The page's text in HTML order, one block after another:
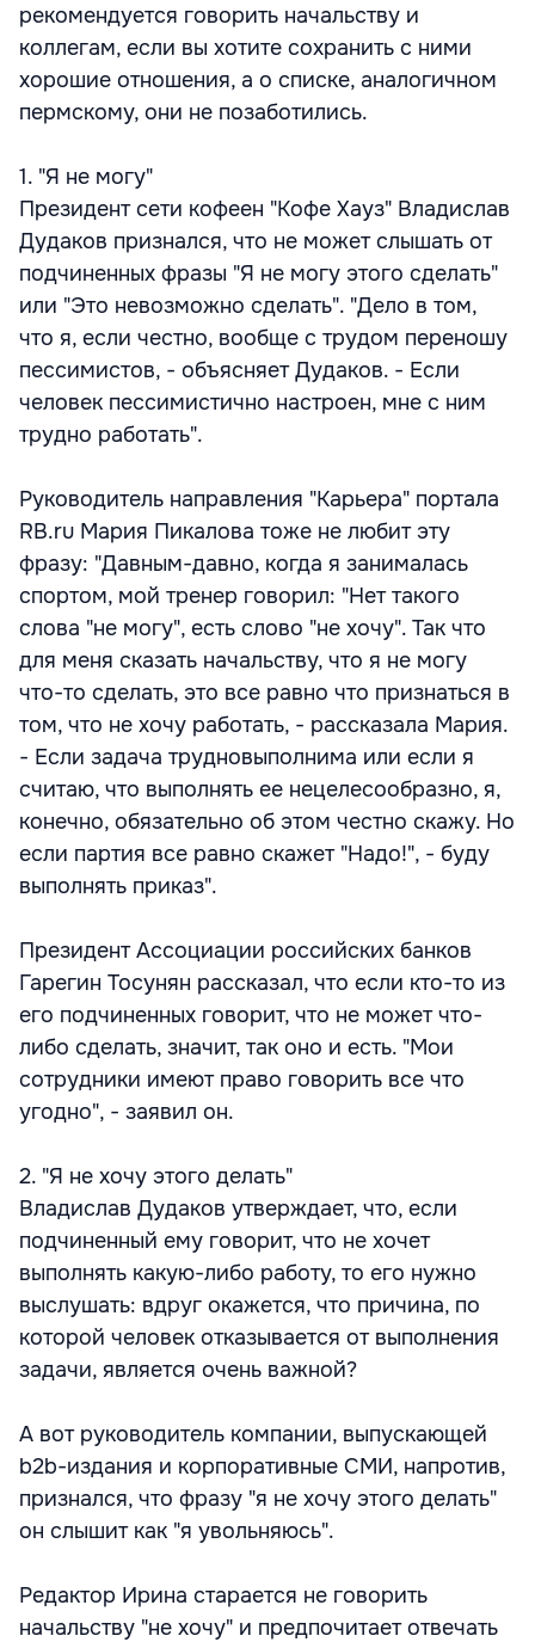
рекомендуется говорить начальству и
коллегам, если вы хотите сохранить с ними
хорошие отношения, а о списке, аналогичном
пермскому, они не позаботились.
1. "Я не могу"
Президент сети кофеен "Кофе Хауз" Владислав
Дудаков признался, что не может слышать от
подчиненных фразы "Я не могу этого сделать"
или "Это невозможно сделать". "Дело в том,
что я, если честно, вообще с трудом переношу
пессимистов, - объясняет Дудаков. - Если
человек пессимистично настроен, мне с ним
трудно работать".
Руководитель направления "Карьера" портала
RB.ru Мария Пикалова тоже не любит эту
фразу: "Давным-давно, когда я занималась
спортом, мой тренер говорил: "Нет такого
слова "не могу", есть слово "не хочу". Так что
для меня сказать начальству, что я не могу
что-то сделать, это все равно что признаться в
том, что не хочу работать, - рассказала Мария.
- Если задача трудновыполнима или если я
считаю, что выполнять ее нецелесообразно, я,
конечно, обязательно об этом честно скажу. Но
если партия все равно скажет "Надо!", - буду
выполнять приказ".
Президент Ассоциации российских банков
Гарегин Тосунян рассказал, что если кто-то из
его подчиненных говорит, что не может что-
либо сделать, значит, так оно и есть. "Мои
сотрудники имеют право говорить все что
угодно", - заявил он.
2. "Я не хочу этого делать"
Владислав Дудаков утверждает, что, если
подчиненный ему говорит, что не хочет
выполнять какую-либо работу, то его нужно
выслушать: вдруг окажется, что причина, по
которой человек отказывается от выполнения
задачи, является очень важной?
А вот руководитель компании, выпускающей
b2b-издания и корпоративные СМИ, напротив,
признался, что фразу "я не хочу этого делать"
он слышит как "я увольняюсь".
Редактор Ирина старается не говорить
начальству "не хочу" и предпочитает отвечать